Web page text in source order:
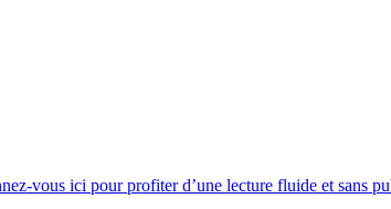
vous ici pour profiter d’une lecture fluide et sans